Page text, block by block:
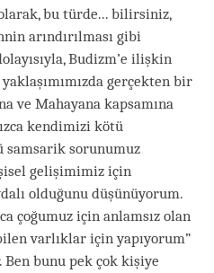
bu türde... bilirsiniz,
arındırılması gibi
Budizm’e ilişkin
gerçekten bir
ve Mahayana kapsamına
kendimizi kötü
sorunumuz
gelişimimiz için
olduğunu düşünüyorum.
çoğumuz için anlamsız olan
varlıklar için yapıyorum”
bunu pek çok kişiye